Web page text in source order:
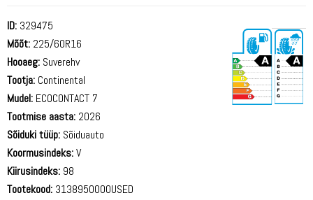
ID: 329475
Mõõt: 225/60R16
Hooaeg: Suverehv
Tootja: Continental
Mudel: ECOCONTACT 7
Tootmise aasta: 2026
Sõiduki tüüp: Sõiduauto
Koormusindeks:V
Kiirusindeks: 98
Tootekood: 3138950000USED